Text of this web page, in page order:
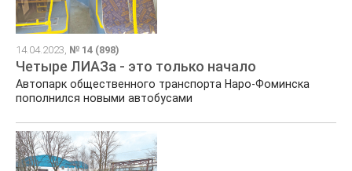
14.04.2023, № 14 (898)
Четыре ЛИАЗа - это только начало
Автопарк общественного транспорта Наро-Фоминска
пополнился новыми автобусами